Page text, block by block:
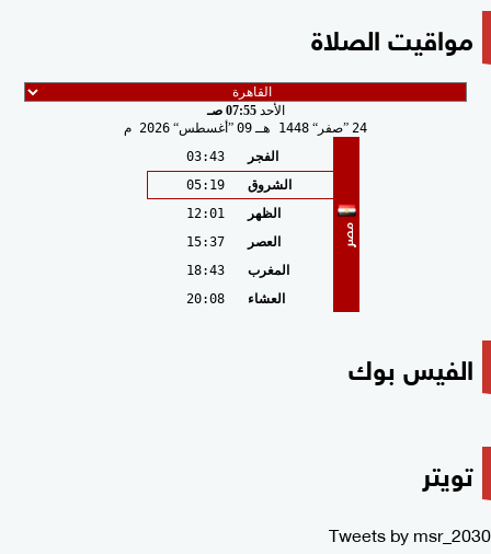
مواقيت الصلاة
الأحد07:55 صـ
24 صفر 1448 هـ 09 أغسطس 2026 م
مصر
الفجر
03:43
الشروق
05:19
الظهر
12:01
العصر
15:37
المغرب
18:43
العشاء
20:08
الفيس بوك
تويتر
Tweets by msr_2030